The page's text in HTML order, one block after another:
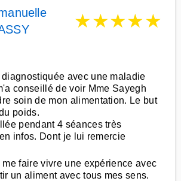
★★★★★
avec une maladie
conseillé de voir Mme Sayegh
soin de mon alimentation. Le but
poids.
pendant 4 séances très
infos. Dont je lui remercie
faire vivre une expérience avec
un aliment avec tous mes sens.